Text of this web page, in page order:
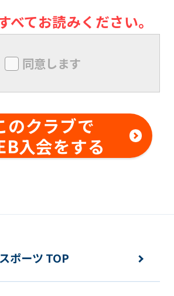
ついても同様とします。
、本クラブにおいて、技量
書面による承諾なしに、対
の利用者に対する指導行為
ならないものとします。メ
住所または連絡先等に変更
べてお読みください。
同意します
のクラブで
入会をする
ポーツ TOP